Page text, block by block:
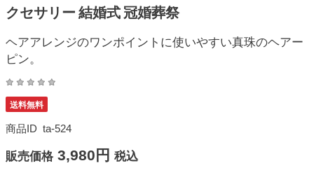
クセサリー 結婚式 冠婚葬祭
ヘアアレンジのワンポイントに使いやすい真珠のヘアー
ピン。
送料無料
商品ID ta-524
販売価格 3,980円 税込